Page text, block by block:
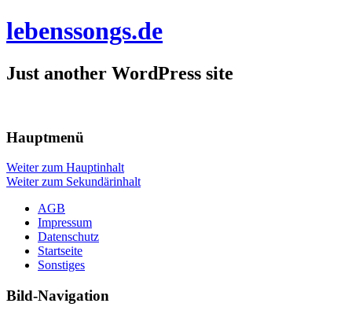
lebenssongs.de
Just another WordPress site
Hauptmenü
Weiter zum Hauptinhalt
Weiter zum Sekundärinhalt
AGB
Impressum
Datenschutz
Startseite
Sonstiges
Bild-Navigation